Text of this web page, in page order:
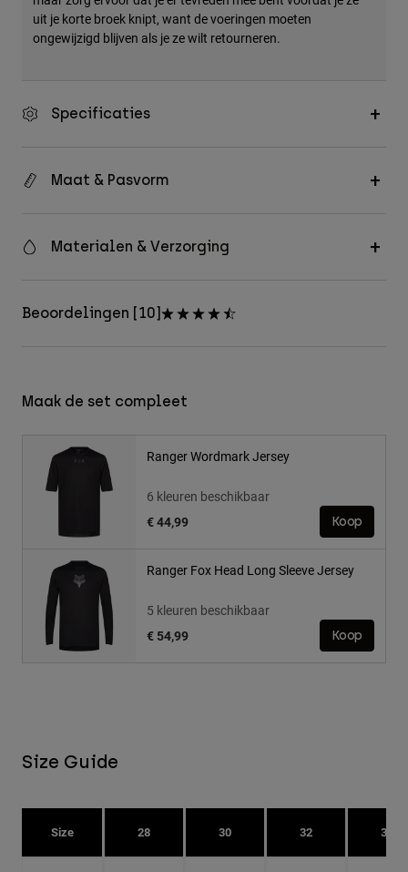
uit je korte broek knipt, want de voeringen moeten
ongewijzigd blijven als je ze wilt retourneren.
Specificaties
Maat & Pasvorm
Materialen & Verzorging
Beoordelingen [10]
Maak de set compleet
Ranger Wordmark Jersey
6 kleuren beschikbaar
€ 44,99
Koop
Ranger Fox Head Long Sleeve Jersey
5 kleuren beschikbaar
€ 54,99
Koop
Size Guide
Size 28 30 32 34